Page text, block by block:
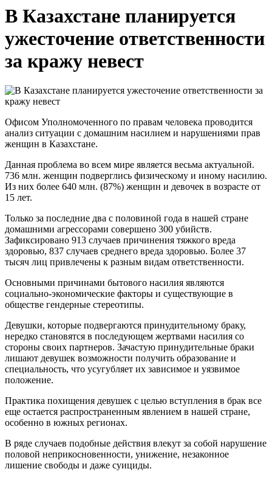
В Казахстане планируется
ужесточение ответственности
за кражу невест
Офисом Уполномоченного по правам человека проводится
анализ ситуации с домашним насилием и нарушениями прав
женщин в Казахстане.
Данная проблема во всем мире является весьма актуальной.
736 млн. женщин подверглись физическому и иному насилию.
Из них более 640 млн. (87%) женщин и девочек в возрасте от
15 лет.
Только за последние два с половиной года в нашей стране
домашними агрессорами совершено 300 убийств.
Зафиксировано 913 случаев причинения тяжкого вреда
здоровью, 837 случаев среднего вреда здоровью. Более 37
тысяч лиц привлечены к разным видам ответственности.
Основными причинами бытового насилия являются
социально-экономические факторы и существующие в
обществе гендерные стереотипы.
Девушки, которые подвергаются принудительному браку,
нередко становятся в последующем жертвами насилия со
стороны своих партнеров. Зачастую принудительные браки
лишают девушек возможности получить образование и
специальность, что усугубляет их зависимое и уязвимое
положение.
Практика похищения девушек с целью вступления в брак все
еще остается распространенным явлением в нашей стране,
особенно в южных регионах.
В ряде случаев подобные действия влекут за собой нарушение
половой неприкосновенности, унижение, незаконное
лишение свободы и даже суициды.